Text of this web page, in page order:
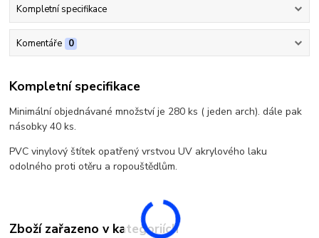
Kompletní specifikace
Komentáře 0
Kompletní specifikace
Minimální objednávané množství je 280 ks ( jeden arch). dále pak
násobky 40 ks.
PVC vinylový štítek opatřený vrstvou UV akrylového laku
odolného proti otěru a ropouštědlům.
Zboží zařazeno v kategoriích